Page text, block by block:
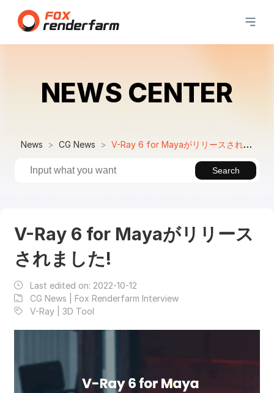
NEWS CENTER
News CG News V-Ray 6 for Mayaがリリースされました!
Search
V-Ray 6 for Mayaがリリース
されました!
Last edited on: 2022-10-12
CG News | Fox Renderfarm Interview
V-Ray | 3D Tool